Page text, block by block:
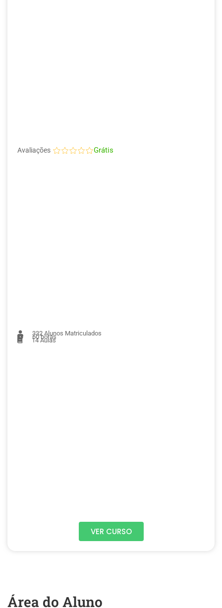
Avaliações Grátis
332 Alunos Matriculados
60 horas
14Aulas
VER CURSO
Área do Aluno